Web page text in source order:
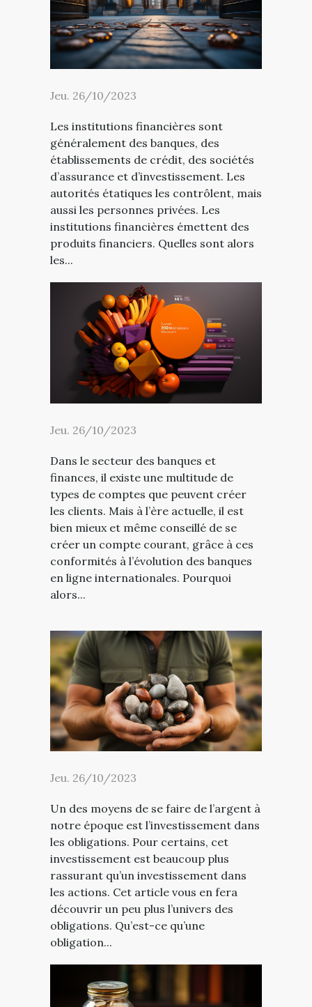
Jeu. 26/10/2023
Les institutions financières sont
généralement des banques, des
établissements de crédit, des sociétés
d’assurance et d’investissement. Les
autorités étatiques les contrôlent, mais
aussi les personnes privées. Les
institutions financières émettent des
produits financiers. Quelles sont alors
les...
Jeu. 26/10/2023
Dans le secteur des banques et
finances, il existe une multitude de
types de comptes que peuvent créer
les clients. Mais à l’ère actuelle, il est
bien mieux et même conseillé de se
créer un compte courant, grâce à ces
conformités à l’évolution des banques
en ligne internationales. Pourquoi
alors...
Jeu. 26/10/2023
Un des moyens de se faire de l’argent à
notre époque est l’investissement dans
les obligations. Pour certains, cet
investissement est beaucoup plus
rassurant qu’un investissement dans
les actions. Cet article vous en fera
découvrir un peu plus l’univers des
obligations. Qu’est-ce qu’une
obligation...